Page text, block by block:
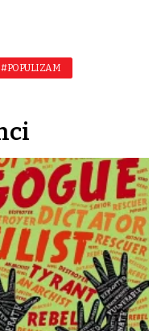
#POPULIZAM